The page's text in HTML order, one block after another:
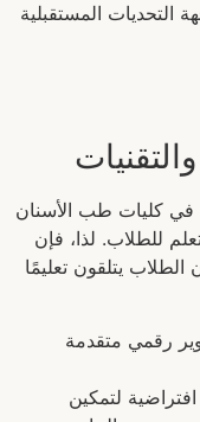
التحديات المستقبلية
في كليات طب الأسنان
للطلاب. لذا، فإن
يتلقون تعليمًا
رقمي متقدمة
لتمكين